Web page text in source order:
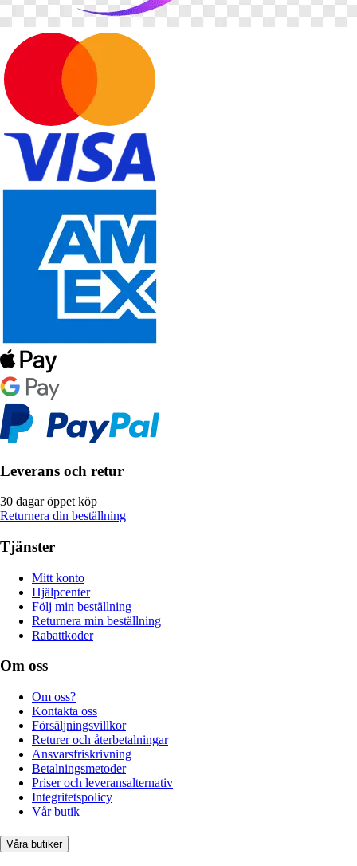
Leverans och retur
30 dagar öppet köp
Returnera din beställning
Tjänster
Mitt konto
Hjälpcenter
Följ min beställning
Returnera min beställning
Rabattkoder
Om oss
Om oss?
Kontakta oss
Försäljningsvillkor
Returer och återbetalningar
Ansvarsfriskrivning
Betalningsmetoder
Priser och leveransalternativ
Integritetspolicy
Vår butik
Våra butiker